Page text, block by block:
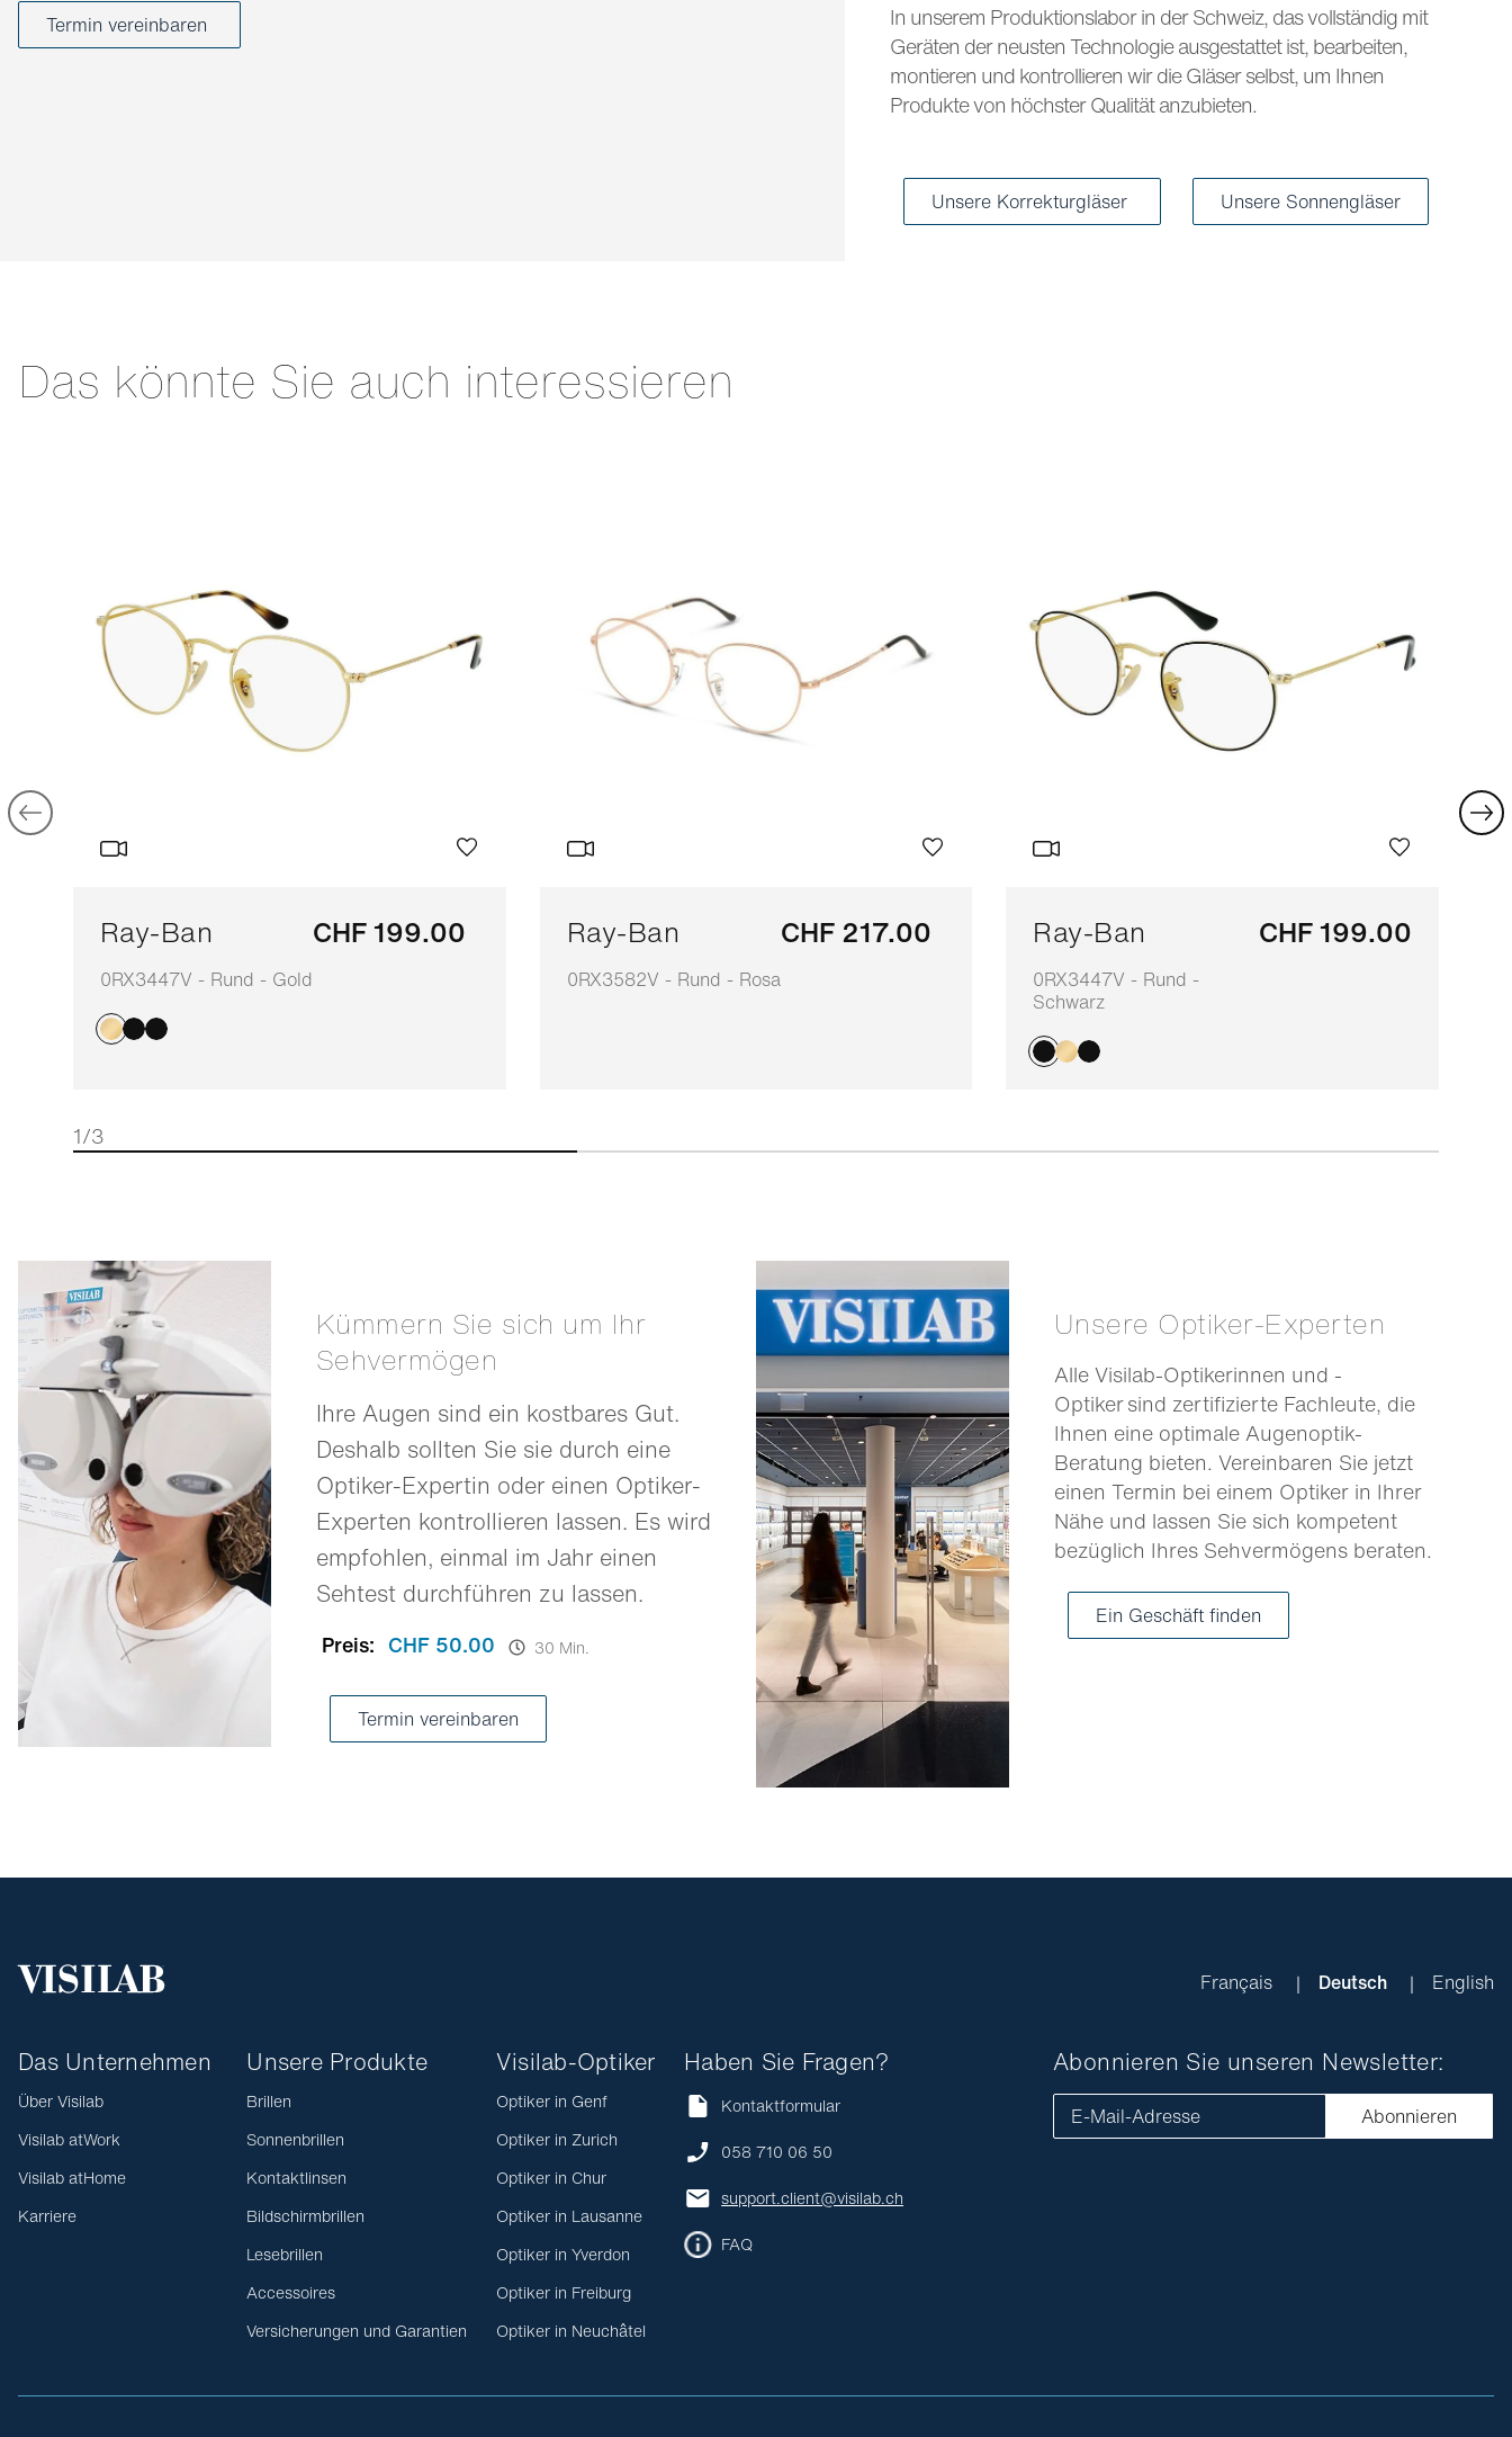
Termin vereinbaren
In unserem Produktionslabor in der Schweiz, das vollständig mit
Geräten der neusten Technologie ausgestattet ist, bearbeiten,
montieren und kontrollieren wir die Gläser selbst, um Ihnen
Produkte von höchster Qualität anzubieten.
Unsere Korrekturgläser Unsere Sonnengläser
Das könnte Sie auch interessieren
Ray-Ban
0RX3447V - Rund - Gold
CHF 199.00 Ray-Ban
0RX3582V - Rund - Rosa
CHF 217.00 Ray-Ban
0RX3447V - Rund -
Schwarz
CHF 199.00
1/3
Kümmern Sie sich um Ihr
Sehvermögen
Ihre Augen sind ein kostbares Gut.
Deshalb sollten Sie sie durch eine
Optiker-Expertin oder einen Optiker-
Experten kontrollieren lassen. Es wird
empfohlen, einmal im Jahr einen
Sehtest durchführen zu lassen.
Preis: CHF 50.00 30 Min.
Termin vereinbaren
Unsere Optiker-Experten
Alle Visilab-Optikerinnen und -
Optiker sind zertifizierte Fachleute, die
Ihnen eine optimale Augenoptik-
Beratung bieten. Vereinbaren Sie jetzt
einen Termin bei einem Optiker in Ihrer
Nähe und lassen Sie sich kompetent
bezüglich Ihres Sehvermögens beraten.
Ein Geschäft finden
Français Deutsch English
Das Unternehmen
Über Visilab
Visilab atWork
Visilab atHome
Karriere
Unsere Produkte
Brillen
Sonnenbrillen
Kontaktlinsen
Bildschirmbrillen
Lesebrillen
Accessoires
Versicherungen und Garantien
Visilab-Optiker
Optiker in Genf
Optiker in Zurich
Optiker in Chur
Optiker in Lausanne
Optiker in Yverdon
Optiker in Freiburg
Optiker in Neuchâtel
Haben Sie Fragen?
Kontaktformular
058 710 06 50
support.client@visilab.ch
FAQ
Abonnieren Sie unseren Newsletter:
E-Mail-Adresse Abonnieren